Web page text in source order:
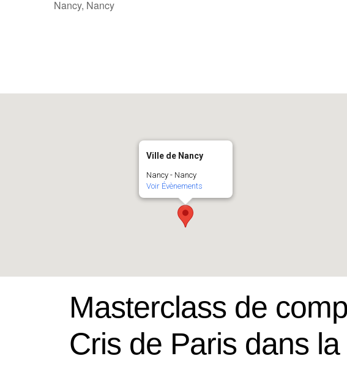
Nancy, Nancy
Ville de Nancy
Nancy - Nancy
Voir Évènements
Masterclass de
Cris de Paris dans